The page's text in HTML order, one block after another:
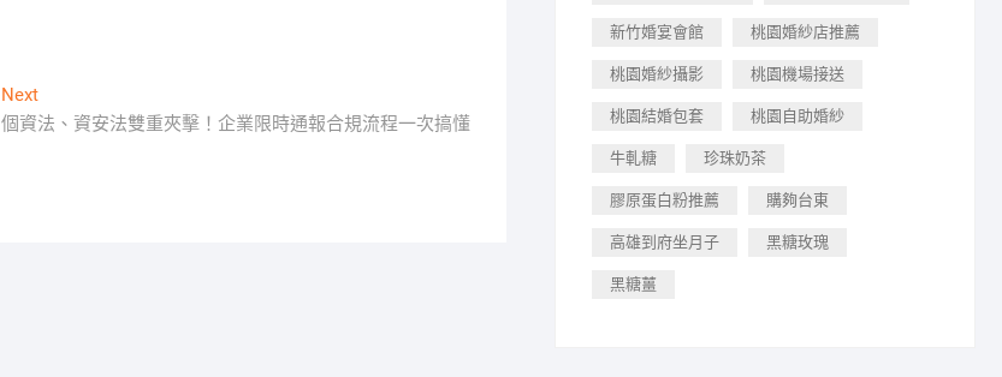
NextNext
post:
個資法、資安法雙重夾擊！企業限時通報合規流程一次搞懂
新竹婚宴會館 桃園婚紗店推薦
桃園婚紗攝影 桃園機場接送
桃園結婚包套 桃園自助婚紗
牛軋糖 珍珠奶茶
膠原蛋白粉推薦 購夠台東
高雄到府坐月子 黑糖玫瑰
黑糖薑